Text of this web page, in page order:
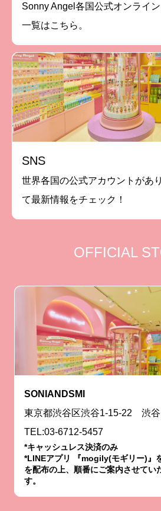
Sonny Angel各国公式オンライ
一覧はこちら。
SNS
世界各国の公式アカウントがあ
て最新情報をチェック！
OFFICIAL
SONIANDSMI
東京都渋谷区渋谷1-15-22 渋
TEL:03-6712-5457
*キャッシュレス決済のみ
*LINEアプリ 『mogily(モギリー)』
を配布の上、順番にご案内させてい
す。